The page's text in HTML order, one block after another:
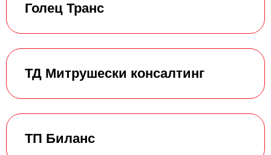
Голец Транс
ТД Митрушески консалтинг
ТП Биланс